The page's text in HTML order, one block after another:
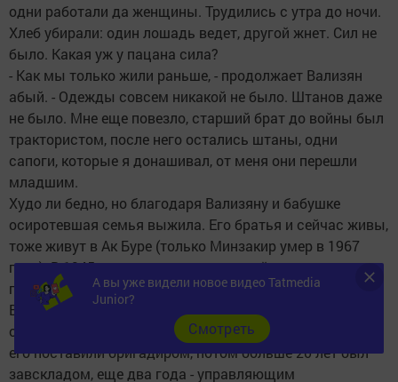
одни работали да женщины. Трудились с утра до ночи.
Хлеб убирали: один лошадь ведет, другой жнет. Сил не
было. Какая уж у пацана сила?
- Как мы только жили раньше, - продолжает Вализян
абый. - Одежды совсем никакой не было. Штанов даже
не было. Мне еще повезло, старший брат до войны был
трактористом, после него остались штаны, одни
сапоги, которые я донашивал, от меня они перешли
младшим.
Худо ли бедно, но благодаря Вализяну и бабушке
осиротевшая семья выжила. Его братья и сейчас живы,
тоже живут в Ак Буре (только Минзакир умер в 1967
году). В 1945 году отец вернулся с войны, стало
полегче.
В 1954 году Вализян вернулся из армии и женился на
односельчанке Зайнаб. Пошел опять в колхоз, вскоре
его поставили бригадиром, потом больше 20 лет был
завскладом, еще два года - управляющим
А вы уже видели новое видео Tatmedia
Junior?
Cмотреть